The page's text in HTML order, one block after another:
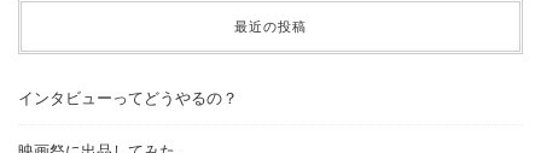
最近の投稿
インタビューってどうやるの？